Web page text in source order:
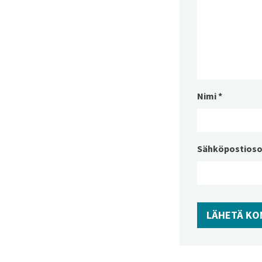
Nimi*